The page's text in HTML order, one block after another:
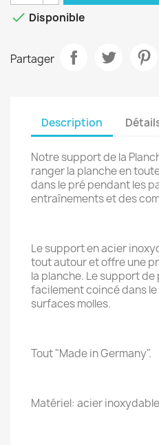
 Disponible
Partager
Description
Notre support de la
ranger la planche en
dans le pré pendant les
entraînements et des
Le support en acier
tout autour et offre une
la planche. Le support
facilement coincé dans
surfaces molles.
Tout "Made in Germany".
Matériel: acier inoxydable